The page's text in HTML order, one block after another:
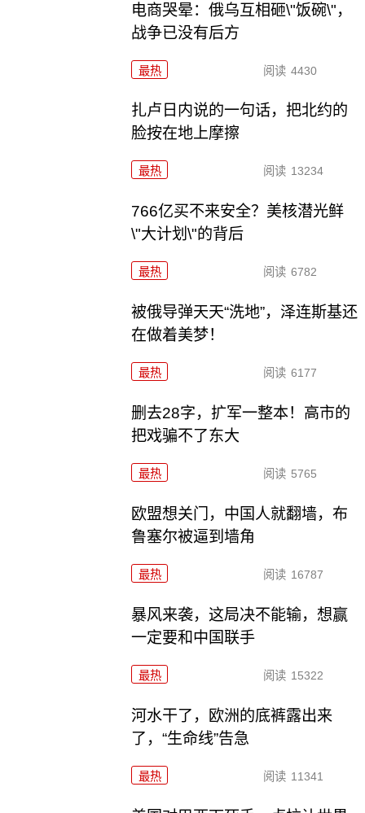
电商哭晕：俄乌互相砸\"饭碗\"，
战争已没有后方
最热 阅读 4430
扎卢日内说的一句话，把北约的
脸按在地上摩擦
最热 阅读 13234
766亿买不来安全？美核潜光鲜
\"大计划\"的背后
最热 阅读 6782
被俄导弹天天“洗地”，泽连斯基还
在做着美梦！
最热 阅读 6177
删去28字，扩军一整本！高市的
把戏骗不了东大
最热 阅读 5765
欧盟想关门，中国人就翻墙，布
鲁塞尔被逼到墙角
最热 阅读 16787
暴风来袭，这局决不能输，想赢
一定要和中国联手
最热 阅读 15322
河水干了，欧洲的底裤露出来
了，“生命线”告急
最热 阅读 11341